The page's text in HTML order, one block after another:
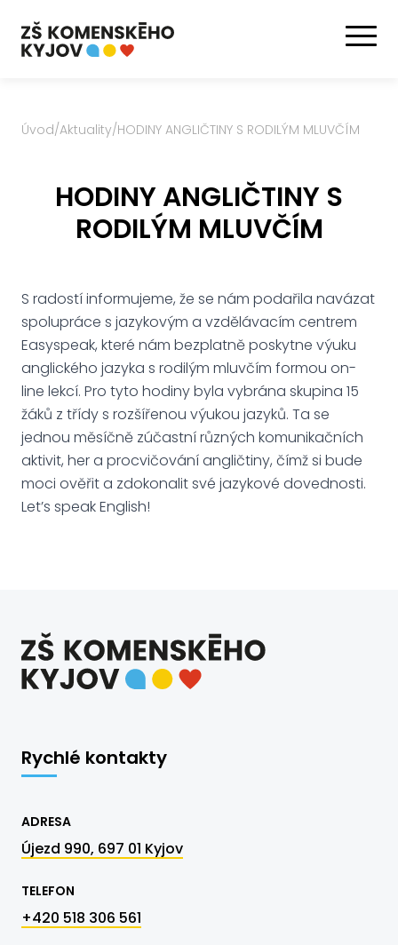
Úvod/Aktuality/HODINY ANGLIČTINY S RODILÝM MLUVČÍM
HODINY ANGLIČTINY S
RODILÝM MLUVČÍM
S radostí informujeme, že se nám podařila navázat
spolupráce s jazykovým a vzdělávacím centrem
Easyspeak, které nám bezplatně poskytne výuku
anglického jazyka s rodilým mluvčím formou on-
line lekcí. Pro tyto hodiny byla vybrána skupina 15
žáků z třídy s rozšířenou výukou jazyků. Ta se
jednou měsíčně zúčastní různých komunikačních
aktivit, her a procvičování angličtiny, čímž si bude
moci ověřit a zdokonalit své jazykové dovednosti.
Let’s speak English!
Rychlé kontakty
ADRESA
Újezd 990, 697 01 Kyjov
TELEFON
+420 518 306 561